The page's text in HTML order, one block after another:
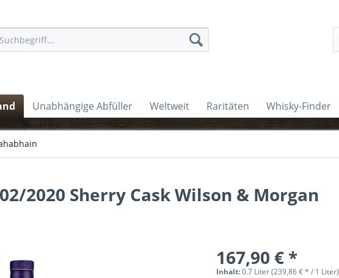
Unabhängige Abfüller Weltweit Raritäten Whisky-Finder
2020 Sherry Cask Wilson & Morgan
167,90 € *
Inhalt:0.7 Liter (239,86 € * / 1 Liter)